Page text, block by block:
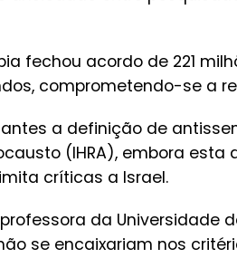
fechou acordo de 221
comprometendo-se a
a definição de
(IHRA), embora
críticas a Israel.
da Universidade
se encaixariam nos